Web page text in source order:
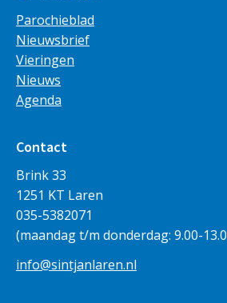
Parochieblad
Nieuwsbrief
Vieringen
Nieuws
Agenda
Contact
Brink 33
1251 KT Laren
035-5382071
(maandag t/m donderdag: 9.00-
info@sintjanlaren.nl